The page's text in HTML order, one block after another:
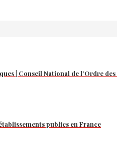
| Conseil National de l’Ordre des
publics en France